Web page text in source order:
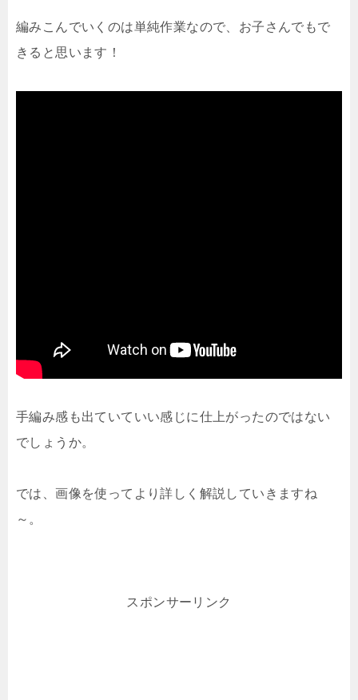
編みこんでいくのは単純作業なので、お子さんでもで
きると思います！
手編み感も出ていていい感じに仕上がったのではない
でしょうか。
では、画像を使ってより詳しく解説していきますね
～。
スポンサーリンク